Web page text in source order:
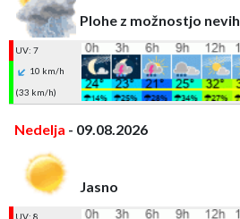
Plohe z možnostjo
UV: 7
10 km/h
(33 km/h)
Nedelja - 09.08.2026
Jasno
UV: 8